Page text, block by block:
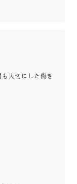
大切にした働き